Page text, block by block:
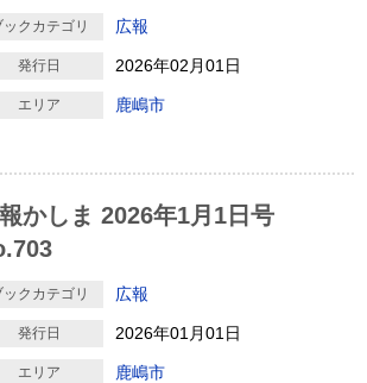
ックカテゴリ 広報
発行日 2026年02月01日
エリア 鹿嶋市
かしま 2026年1月1日号
ックカテゴリ 広報
発行日 2026年01月01日
エリア 鹿嶋市